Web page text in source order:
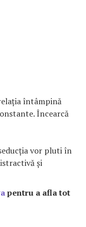
întâmpină
Încearcă
vor pluti în
și
pentru a afla tot